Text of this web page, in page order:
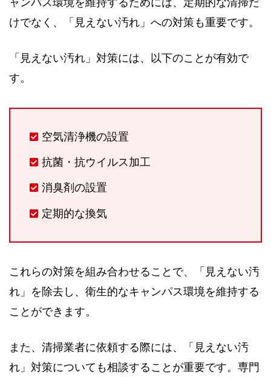
けでなく、「見えない汚れ」への対策も重要です。
「見えない汚れ」対策には、以下のことが有効で
す。
空気清浄機の設置
抗菌・抗ウイルス加工
消臭剤の設置
定期的な換気
これらの対策を組み合わせることで、「見えない汚
れ」を除去し、衛生的なキャンパス環境を維持する
ことができます。
また、清掃業者に依頼する際には、「見えない汚
れ」対策についても相談することが重要です。専門